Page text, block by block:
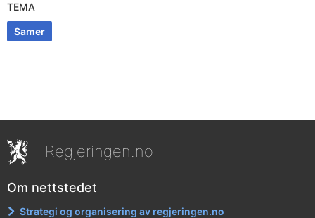
TEMA
Samer
Regjeringen.no
Om nettstedet
Strategi og organisering av regjeringen.no